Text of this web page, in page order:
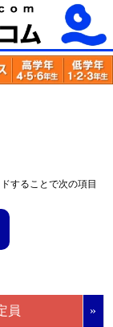
することで次の項目
員 »